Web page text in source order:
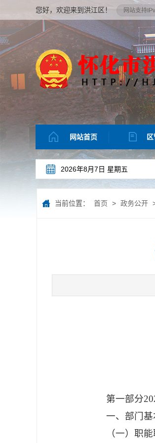
您好，欢迎来到洪江区！ 网站支持
网站首页
2026年8月7日 星期五
当前位置： 首页 > 政务公开
第一部分
一、部门基
（一）职